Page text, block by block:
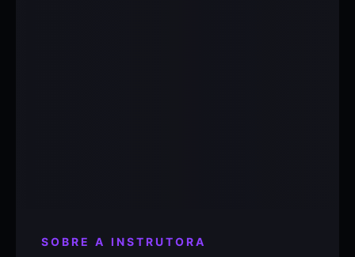
SOBRE A INSTRUTORA